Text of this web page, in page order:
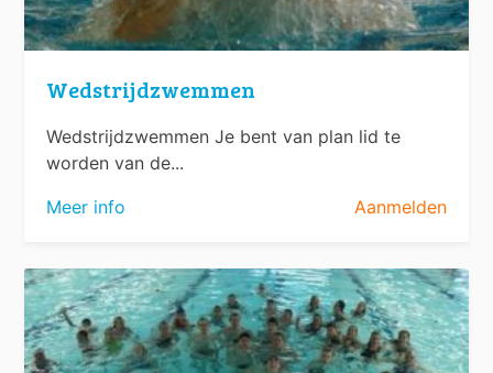
Wedstrijdzwemmen
Wedstrijdzwemmen Je bent van plan lid te
worden van de...
Meer info
Aanmelden